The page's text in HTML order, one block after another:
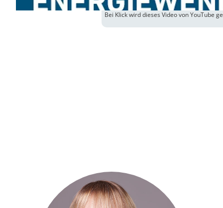
Bei Klick wird dieses Video von YouTube